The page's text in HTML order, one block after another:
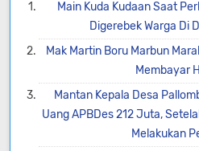
Main Kuda Kudaan Saat
Digerebek Warga Di
Mak Martin Boru Marbun
Membayar
Mantan Kepala Desa
Uang APBDes 212 Juta,
Melakukan